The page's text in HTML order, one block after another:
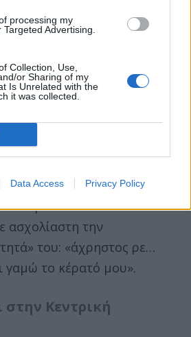
processing my
Advertising.
Collection, Use,
or Sharing of my
Is Unrelated with the
it was collected.
Data Access Privacy Policy
τη θέση της
πετάχτηκε όρθια
και Παναγία»,
από τον Ιορδανίδη να
να χρησιμοποιήσει
πάνω στον καναπέ,
λέρωσε το έπιπλο. Η
ασχολίαστη την
του: «άχρηστος ρε…
γαμώ το κέρατό μου».
στην Κεντρική